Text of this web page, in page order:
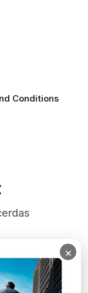
Conditions
Subscribe
×